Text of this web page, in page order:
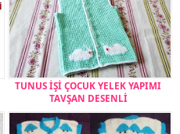
TUNUS İŞİ ÇOCUK YELEK YAPIMI
TAVŞAN DESENLİ